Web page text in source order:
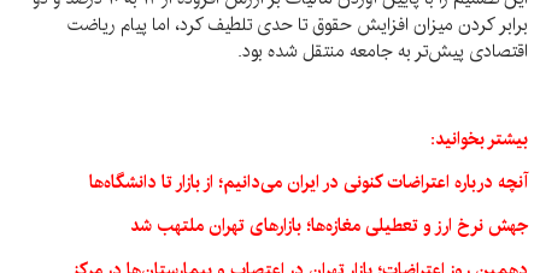
برابر کردن میزان افزایش حقوق تا حدی تلطیف کرد، اما پیام ریاضت
اقتصادی پیش‌تر به جامعه منتقل شده بود.
بیشتر بخوانید:
آنچه درباره اعتراضات کنونی در ایران می‌دانیم؛ از بازار تا دانشگاه‌ها
جهش نرخ ارز و تعطیلی مغازه‌ها؛ بازارهای تهران ملتهب شد